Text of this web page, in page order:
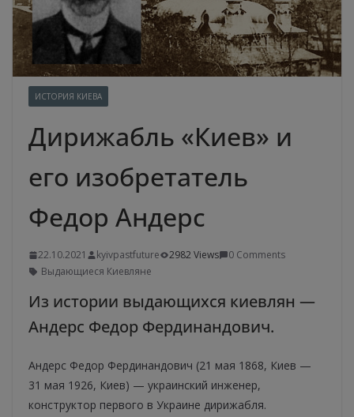
ИСТОРИЯ КИЕВА
Дирижабль «Киев» и
его изобретатель
Федор Андерс
22.10.2021 kyivpastfuture 2982 Views
0 Comments
Выдающиеся Киевляне
Из истории выдающихся киевлян —
Андерс Федор Фердинандович.
Андерс Федор Фердинандович (21 мая 1868, Киев —
31 мая 1926, Киев) — украинский инженер,
конструктор первого в Украине дирижабля.